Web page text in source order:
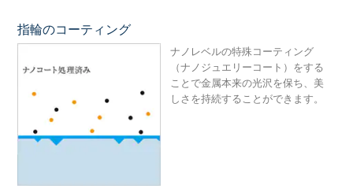
指輪のコーティング
ナノレベルの特殊コーティング
（ナノジュエリーコート）をする
ことで金属本来の光沢を保ち、美
しさを持続することができます。